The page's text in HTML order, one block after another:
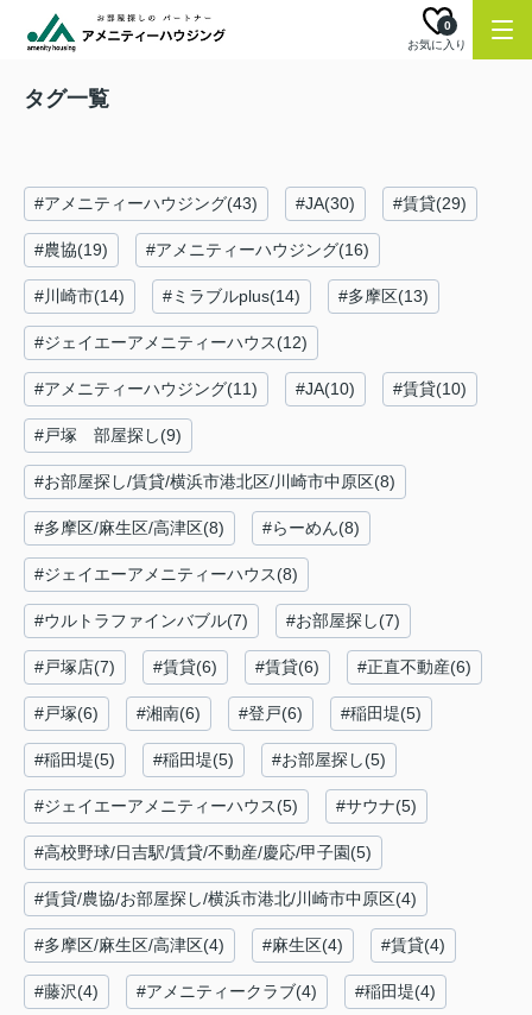
お気に入り
0
タグ一覧
#アメニティーハウジング(43) #JA(30) #賃貸(29)
#農協(19) #アメニティーハウジング(16)
#川崎市(14) #ミラブルplus(14) #多摩区(13)
#ジェイエーアメニティーハウス(12)
#アメニティーハウジング(11) #JA(10) #賃貸(10)
#戸塚 部屋探し(9)
#お部屋探し/賃貸/横浜市港北区/川崎市中原区(8)
#多摩区/麻生区/高津区(8) #らーめん(8)
#ジェイエーアメニティーハウス(8)
#ウルトラファインバブル(7) #お部屋探し(7)
#戸塚店(7) #賃貸(6) #賃貸(6) #正直不動産(6)
#戸塚(6) #湘南(6) #登戸(6) #稲田堤(5)
#稲田堤(5) #稲田堤(5) #お部屋探し(5)
#ジェイエーアメニティーハウス(5) #サウナ(5)
#高校野球/日吉駅/賃貸/不動産/慶応/甲子園(5)
#賃貸/農協/お部屋探し/横浜市港北/川崎市中原区(4)
#多摩区/麻生区/高津区(4) #麻生区(4) #賃貸(4)
#藤沢(4) #アメニティークラブ(4) #稲田堤(4)